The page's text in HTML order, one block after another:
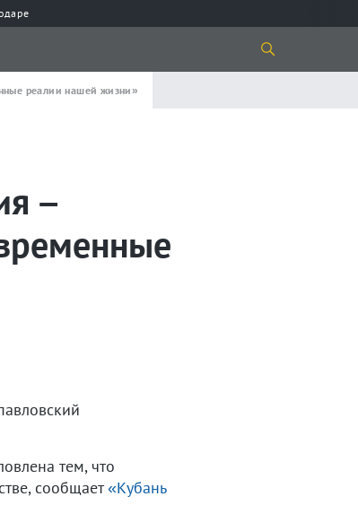
реалии нашей жизни»
–
тем, что
сообщает«Кубань